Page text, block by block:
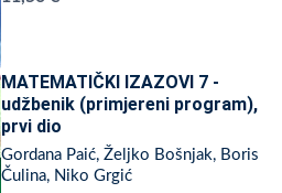
MATEMATIČKI IZAZOVI 7 -
udžbenik (primjereni program),
prvi dio
Gordana Paić, Željko Bošnjak, Boris
Čulina, Niko Grgić